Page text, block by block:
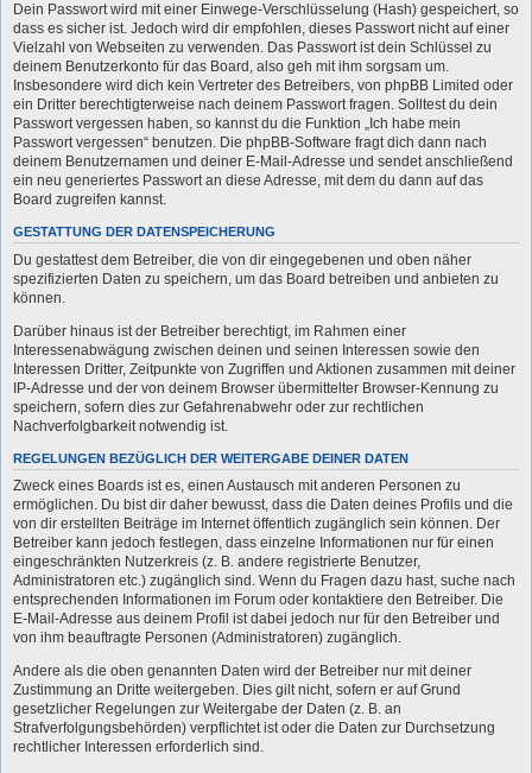
Dein Passwort wird mit einer Einwege-Verschlüsselung (Hash) gespeichert, so
dass es sicher ist. Jedoch wird dir empfohlen, dieses Passwort nicht auf einer
Vielzahl von Webseiten zu verwenden. Das Passwort ist dein Schlüssel zu
deinem Benutzerkonto für das Board, also geh mit ihm sorgsam um.
Insbesondere wird dich kein Vertreter des Betreibers, von phpBB Limited oder
ein Dritter berechtigterweise nach deinem Passwort fragen. Solltest du dein
Passwort vergessen haben, so kannst du die Funktion „Ich habe mein
Passwort vergessen“ benutzen. Die phpBB-Software fragt dich dann nach
deinem Benutzernamen und deiner E-Mail-Adresse und sendet anschließend
ein neu generiertes Passwort an diese Adresse, mit dem du dann auf das
Board zugreifen kannst.
GESTATTUNG DER DATENSPEICHERUNG
Du gestattest dem Betreiber, die von dir eingegebenen und oben näher
spezifizierten Daten zu speichern, um das Board betreiben und anbieten zu
können.
Darüber hinaus ist der Betreiber berechtigt, im Rahmen einer
Interessenabwägung zwischen deinen und seinen Interessen sowie den
Interessen Dritter, Zeitpunkte von Zugriffen und Aktionen zusammen mit deiner
IP-Adresse und der von deinem Browser übermittelter Browser-Kennung zu
speichern, sofern dies zur Gefahrenabwehr oder zur rechtlichen
Nachverfolgbarkeit notwendig ist.
REGELUNGEN BEZÜGLICH DER WEITERGABE DEINER DATEN
Zweck eines Boards ist es, einen Austausch mit anderen Personen zu
ermöglichen. Du bist dir daher bewusst, dass die Daten deines Profils und die
von dir erstellten Beiträge im Internet öffentlich zugänglich sein können. Der
Betreiber kann jedoch festlegen, dass einzelne Informationen nur für einen
eingeschränkten Nutzerkreis (z. B. andere registrierte Benutzer,
Administratoren etc.) zugänglich sind. Wenn du Fragen dazu hast, suche nach
entsprechenden Informationen im Forum oder kontaktiere den Betreiber. Die
E-Mail-Adresse aus deinem Profil ist dabei jedoch nur für den Betreiber und
von ihm beauftragte Personen (Administratoren) zugänglich.
Andere als die oben genannten Daten wird der Betreiber nur mit deiner
Zustimmung an Dritte weitergeben. Dies gilt nicht, sofern er auf Grund
gesetzlicher Regelungen zur Weitergabe der Daten (z. B. an
Strafverfolgungsbehörden) verpflichtet ist oder die Daten zur Durchsetzung
rechtlicher Interessen erforderlich sind.